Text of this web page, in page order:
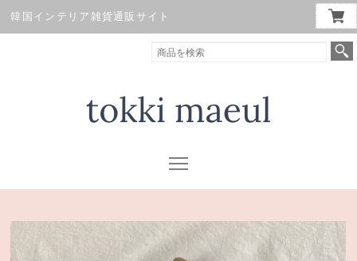
韓国インテリア雑貨通販サイト